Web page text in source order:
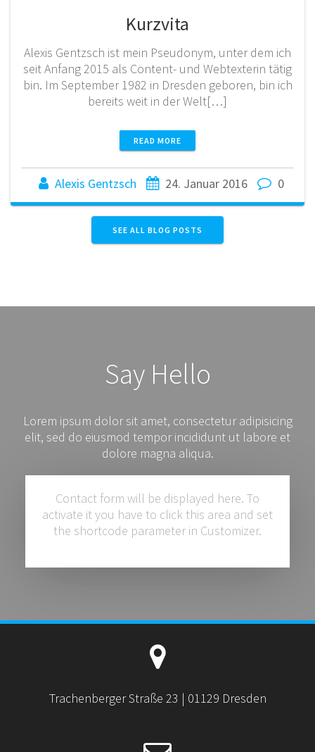
Kurzvita
Alexis Gentzsch ist mein Pseudonym, unter dem ich
seit Anfang 2015 als Content- und Webtexterin tätig
bin. Im September 1982 in Dresden geboren, bin ich
bereits weit in der Welt[…]
READ MORE
Alexis Gentzsch 24. Januar 2016 0
SEE ALL BLOG POSTS
Say Hello
Lorem ipsum dolor sit amet, consectetur adipisicing
elit, sed do eiusmod tempor incididunt ut labore et
dolore magna aliqua.
Contact form will be displayed here. To
activate it you have to click this area and set
the shortcode parameter in Customizer.
Trachenberger Straße 23 | 01129 Dresden